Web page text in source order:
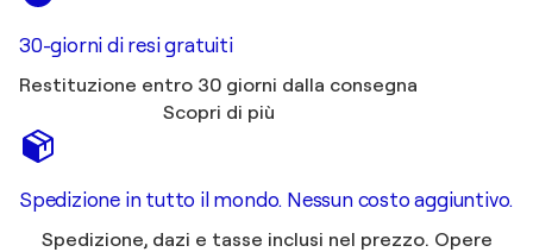
30-giorni di resi gratuiti
Restituzione entro 30 giorni dalla consegna
Scopri di più
Spedizione in tutto il mondo. Nessun costo aggiuntivo.
Spedizione, dazi e tasse inclusi nel prezzo. Opere